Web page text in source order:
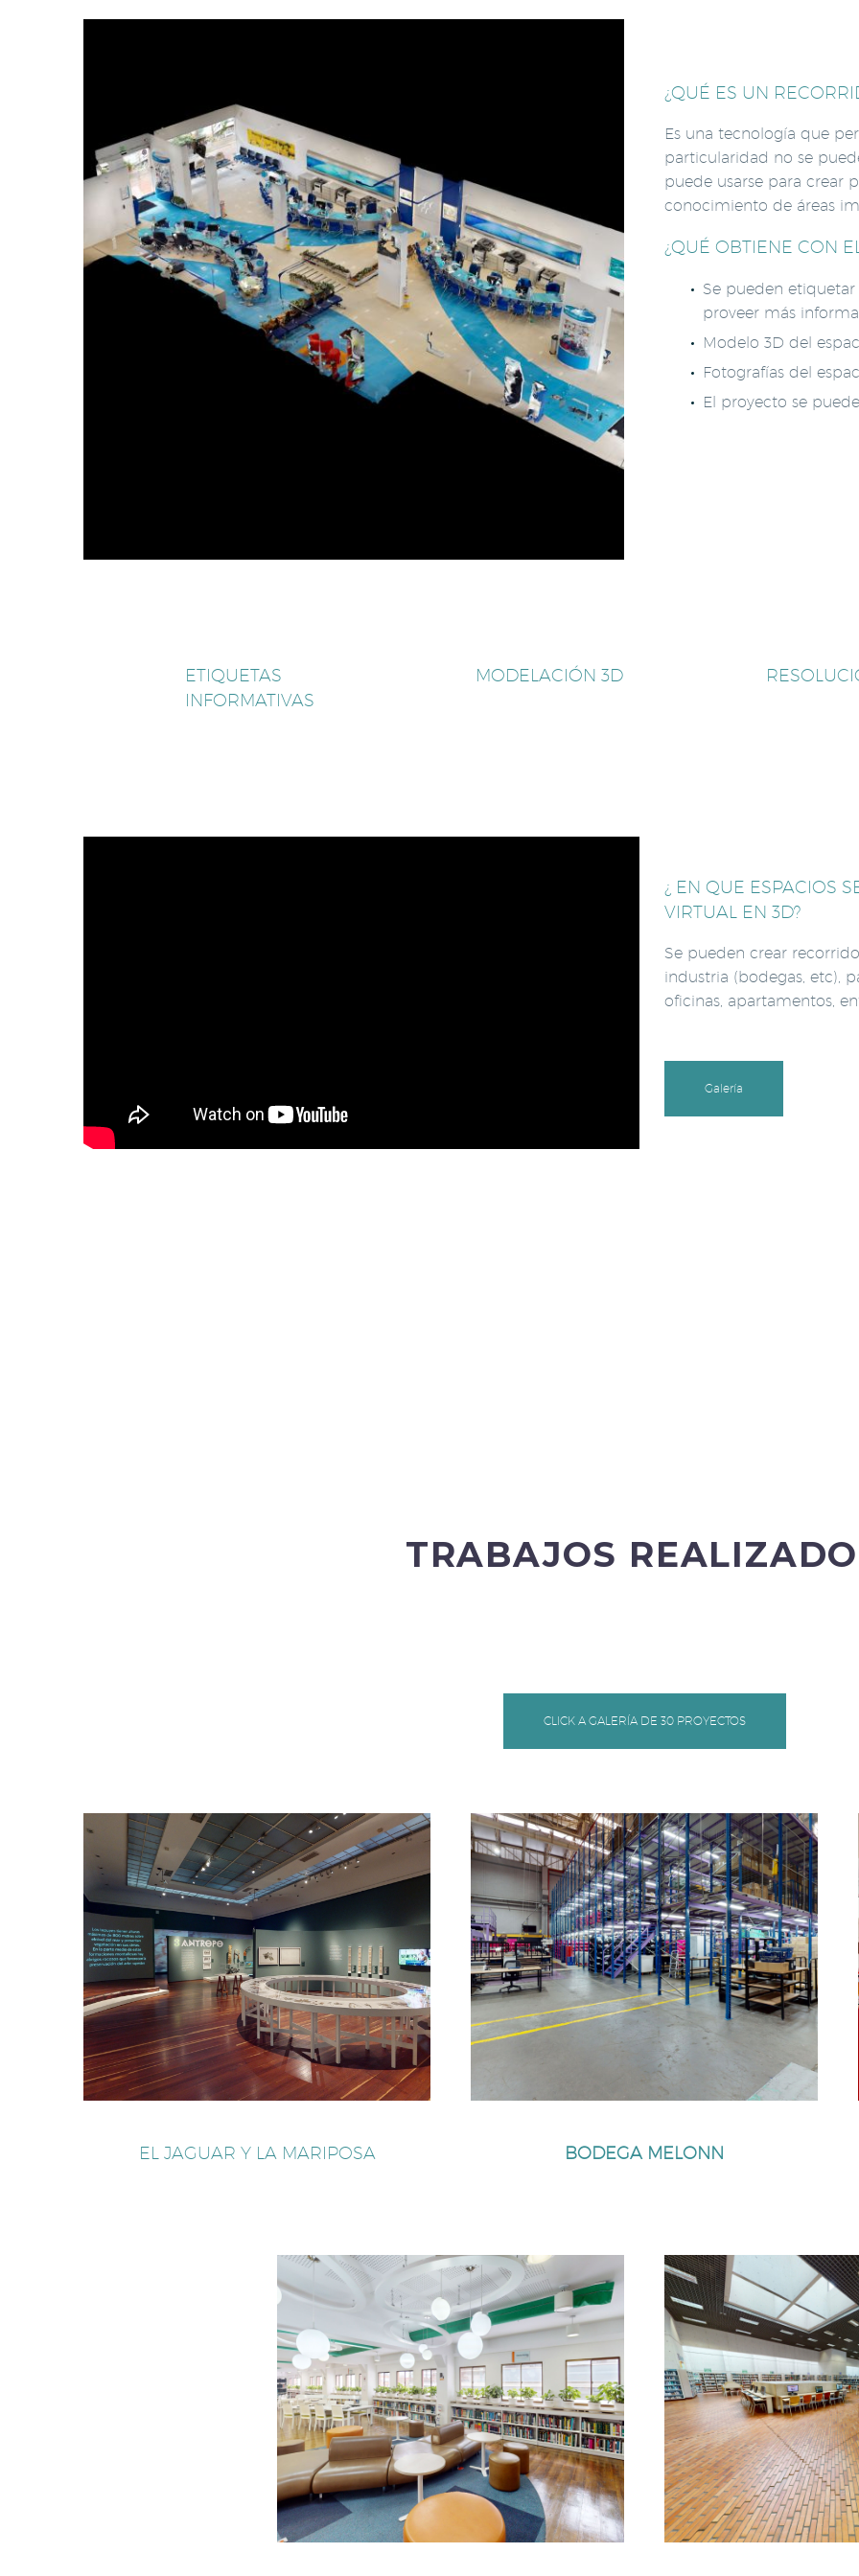
¿QUÉ ES UN
Es una tecnología que
particularidad no se
puede usarse para crear
conocimiento de áreas
¿QUÉ OBTIENE CON
Se pueden
proveer más
Modelo 3D del
Fotografías del
El proyecto se
ETIQUETAS
INFORMATIVAS
MODELACIÓN 3D
¿ EN QUE ESPACIOS
VIRTUAL EN 3D?
Se pueden crear
industria (bodegas, etc),
oficinas, apartamentos,
Galería
TRABAJOS
CLICK A GALERÍA DE 30 PROYECTOS
EL JAGUAR Y LA MARIPOSA BODEGA MELONN